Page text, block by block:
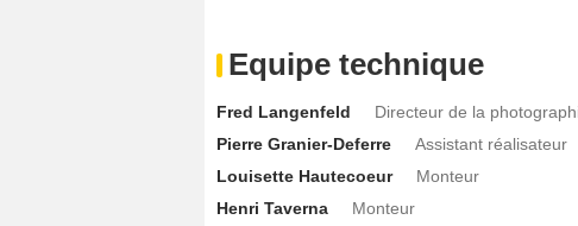
Equipe technique
Fred Langenfeld
Directeur de la
Pierre Granier-Deferre
Assistant réalisateur
Louisette Hautecoeur
Monteur
Henri Taverna
Monteur